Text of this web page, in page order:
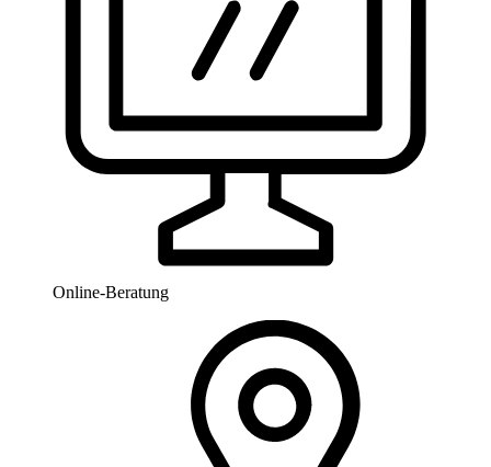
Online-Beratung